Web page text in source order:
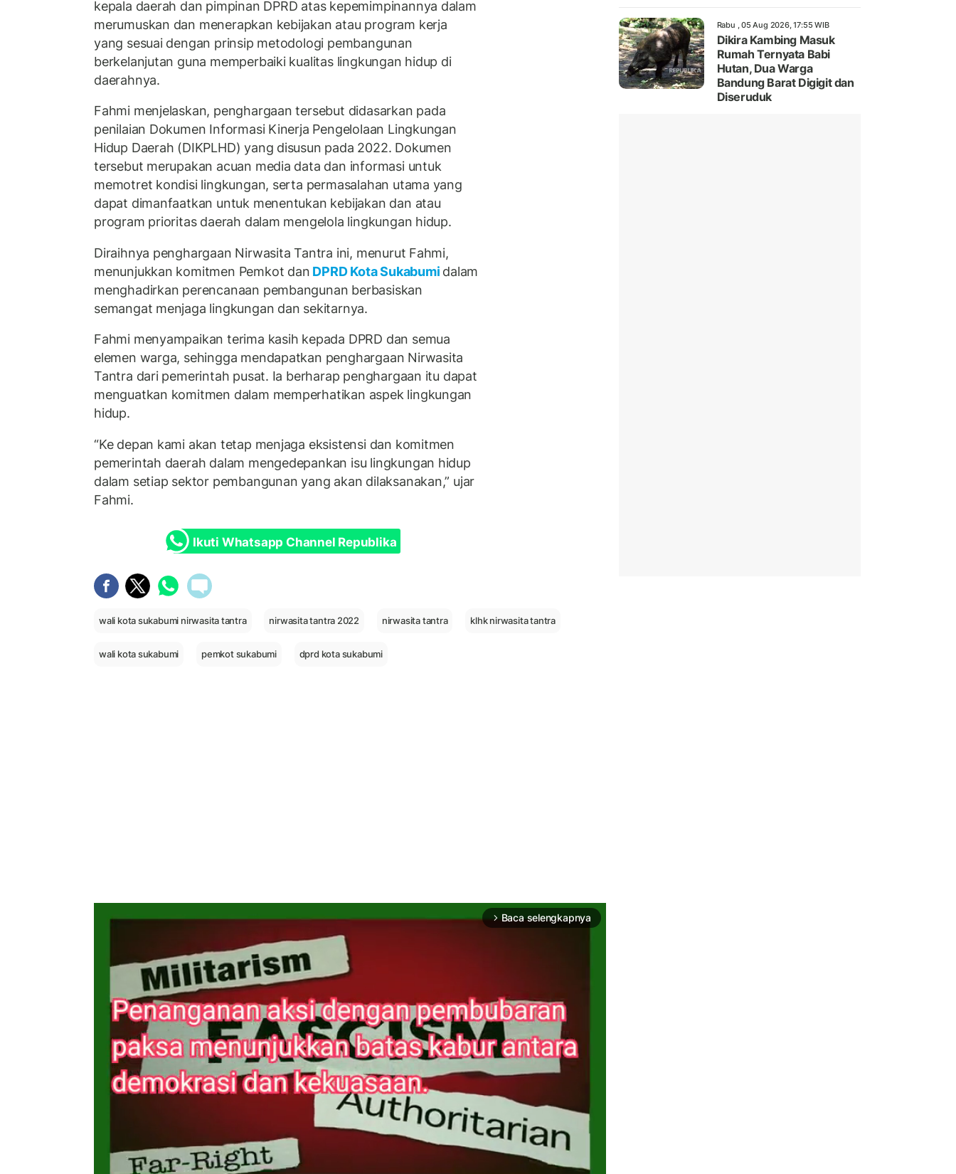
kepala daerah dan pimpinan DPRD atas kepemimpinannya dalam
merumuskan dan menerapkan kebijakan atau program kerja
yang sesuai dengan prinsip metodologi pembangunan
berkelanjutan guna memperbaiki kualitas lingkungan hidup di
daerahnya.
Fahmi menjelaskan, penghargaan tersebut didasarkan pada
penilaian Dokumen Informasi Kinerja Pengelolaan Lingkungan
Hidup Daerah (DIKPLHD) yang disusun pada 2022. Dokumen
tersebut merupakan acuan media data dan informasi untuk
memotret kondisi lingkungan, serta permasalahan utama yang
dapat dimanfaatkan untuk menentukan kebijakan dan atau
program prioritas daerah dalam mengelola lingkungan hidup.
Diraihnya penghargaan Nirwasita Tantra ini, menurut Fahmi,
menunjukkan komitmen Pemkot dan DPRD Kota Sukabumi dalam
menghadirkan perencanaan pembangunan berbasiskan
semangat menjaga lingkungan dan sekitarnya.
Fahmi menyampaikan terima kasih kepada DPRD dan semua
elemen warga, sehingga mendapatkan penghargaan Nirwasita
Tantra dari pemerintah pusat. Ia berharap penghargaan itu dapat
menguatkan komitmen dalam memperhatikan aspek lingkungan
hidup.
“Ke depan kami akan tetap menjaga eksistensi dan komitmen
pemerintah daerah dalam mengedepankan isu lingkungan hidup
dalam setiap sektor pembangunan yang akan dilaksanakan,” ujar
Fahmi.
Ikuti Whatsapp Channel Republika
wali kota sukabumi nirwasita tantra nirwasita tantra 2022 nirwasita tantra klhk nirwasita tantra
wali kota sukabumi pemkot sukabumi dprd kota sukabumi
arrow_forward_ios Baca selengkapnya
Rabu , 05 Aug 2026, 17:55 WIB
Dikira Kambing Masuk
Rumah Ternyata Babi
Hutan, Dua Warga
Bandung Barat Digigit dan
Diseruduk